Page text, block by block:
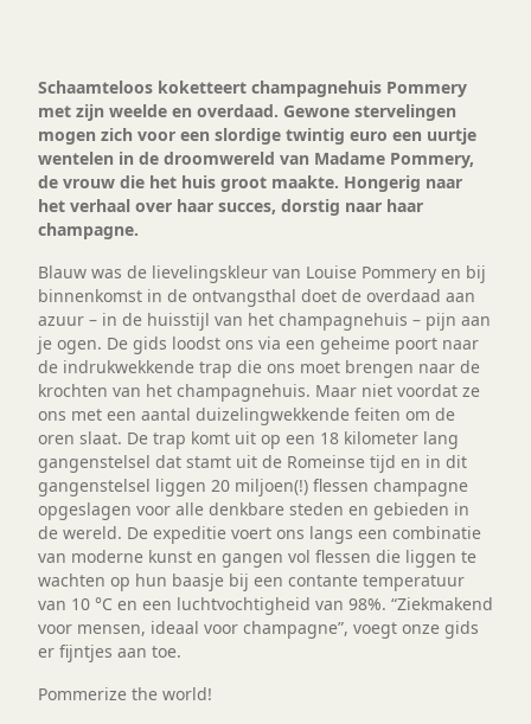
Schaamteloos koketteert champagnehuis Pommery
met zijn weelde en overdaad. Gewone stervelingen
mogen zich voor een slordige twintig euro een uurtje
wentelen in de droomwereld van Madame Pommery,
de vrouw die het huis groot maakte. Hongerig naar
het verhaal over haar succes, dorstig naar haar
champagne.
Blauw was de lievelingskleur van Louise Pommery en bij
binnenkomst in de ontvangsthal doet de overdaad aan
azuur – in de huisstijl van het champagnehuis – pijn aan
je ogen. De gids loodst ons via een geheime poort naar
de indrukwekkende trap die ons moet brengen naar de
krochten van het champagnehuis. Maar niet voordat ze
ons met een aantal duizelingwekkende feiten om de
oren slaat. De trap komt uit op een 18 kilometer lang
gangenstelsel dat stamt uit de Romeinse tijd en in dit
gangenstelsel liggen 20 miljoen(!) flessen champagne
opgeslagen voor alle denkbare steden en gebieden in
de wereld. De expeditie voert ons langs een combinatie
van moderne kunst en gangen vol flessen die liggen te
wachten op hun baasje bij een contante temperatuur
van 10 °C en een luchtvochtigheid van 98%. “Ziekmakend
voor mensen, ideaal voor champagne”, voegt onze gids
er fijntjes aan toe.
Pommerize the world!